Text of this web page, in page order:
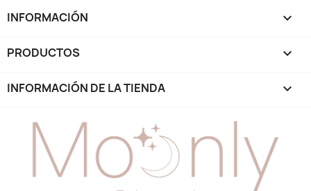
INFORMACIÓN 
PRODUCTOS 
INFORMACIÓN DE LA TIENDA keyboard_arrow_down